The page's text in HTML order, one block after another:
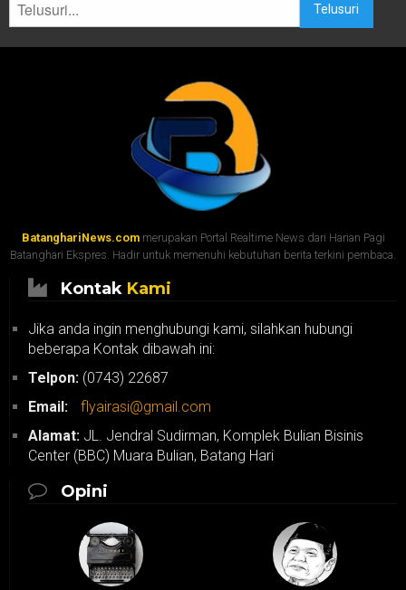
Telusuri
BatanghariNews.commerupakan Portal Realtime News dari Harian Pagi
Batanghari Ekspres. Hadir untuk memenuhi kebutuhan berita terkini pembaca.
Kontak Kami
Jika anda ingin menghubungi kami, silahkan hubungi
beberapa Kontak dibawah ini:
Telpon: (0743) 22687
Email:
flyairasi@gmail.com
Alamat: JL. Jendral Sudirman, Komplek Bulian Bisinis
Center (BBC) Muara Bulian, Batang Hari
Opini